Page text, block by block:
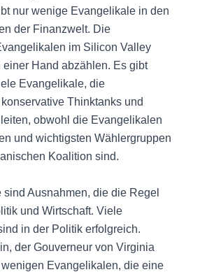
nur wenige Evangelikale in den
der Finanzwelt. Die
im Silicon Valley
einer Hand abzählen. Es gibt
Evangelikale, die
Thinktanks und
obwohl die Evangelikalen
und wichtigsten Wählergruppen
Koalition sind.
Ausnahmen, die die Regel
und Wirtschaft. Viele
in der Politik erfolgreich.
der Gouverneur von Virginia
Evangelikalen, die eine